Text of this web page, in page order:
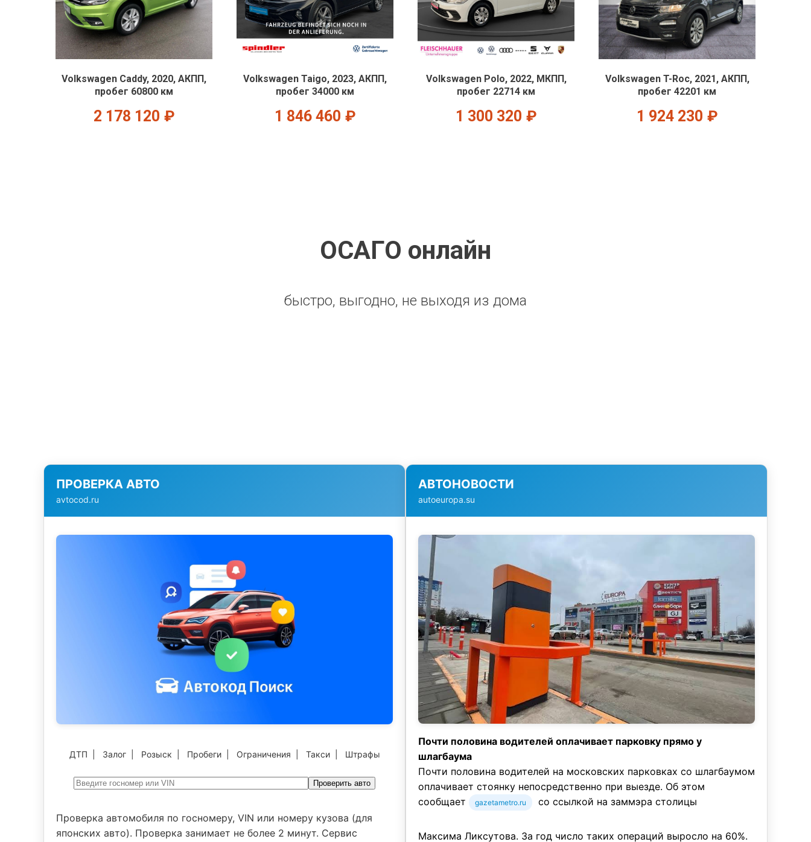
Volkswagen Caddy, 2020, АКПП,
пробег 60800 км
2 178 120 ₽
Volkswagen Taigo, 2023, АКПП,
пробег 34000 км
1 846 460 ₽
Volkswagen Polo, 2022, МКПП,
пробег 22714 км
1 300 320 ₽
Volkswagen T-Roc, 2021, АКПП,
пробег 42201 км
1 924 230 ₽
ОСАГО онлайн
быстро, выгодно, не выходя из дома
ПРОВЕРКА АВТО
avtocod.ru
ДТП Залог| Розыск Пробеги| Ограничения Такси| Штрафы
Проверить авто
Проверка автомобиля по госномеру, VIN или номеру кузова (для
японских авто). Проверка занимает не более 2 минут. Сервис
АВТОНОВОСТИ
autoeuropa.su
Почти половина водителей оплачивает парковку прямо у
шлагбаума
Почти половина водителей на московских парковках со шлагбаумом
оплачивает стоянку непосредственно при выезде. Об этом
сообщает
gazetametro.ru со ссылкой на заммэра столицы
Максима Ликсутова. За год число таких операций выросло на 60%.